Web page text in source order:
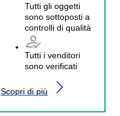
Tutti gli oggetti
sono sottoposti a
controlli di qualità
Tutti i venditori
sono verificati
Scopri di più